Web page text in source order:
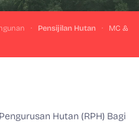
Pensijilan Hutan
MC &
Hutan (RPH) Bagi